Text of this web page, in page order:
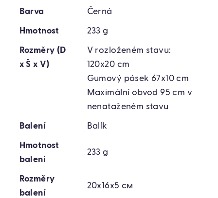
Barva Černá
Hmotnost 233 g
Rozměry (D
x Š x V)
V rozloženém stavu:
120x20 cm
Gumový pásek 67x10 cm
Maximální obvod 95 cm v
nenataženém stavu
Balení Balík
Hmotnost
balení
233 g
Rozměry
balení
20х16х5 см